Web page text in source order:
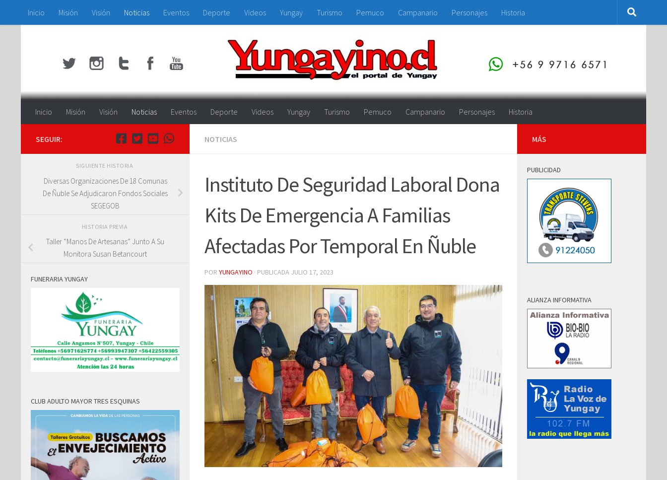
Saltar al contenido
Inicio Misión Visión Noticias Eventos Deporte Videos Yungay Turismo Pemuco Campanario Personajes Historia
Inicio Misión Visión Noticias Eventos Deporte Videos Yungay Turismo Pemuco Campanario Personajes Historia
NOTICIAS
Instituto De Seguridad Laboral Dona
Kits De Emergencia A Familias
Afectadas Por Temporal En Ñuble
POR YUNGAYINO · PUBLICADA JULIO 17, 2023
SEGUIR:
SIGUIENTE HISTORIA
Diversas Organizaciones De 18 Comunas
De Ñuble Se Adjudicaron Fondos Sociales
SEGEGOB
HISTORIA PREVIA
Taller “Manos De Artesanas” Junto A Su
Monitora Susan Betancourt
FUNERARIA YUNGAY
CLUB ADULTO MAYOR TRES ESQUINAS
MÁS
PUBLICIDAD
ALIANZA INFORMATIVA